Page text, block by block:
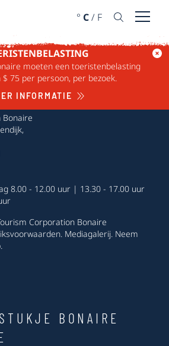
° C/ F Menu
moeten een toeristenbelasting
$ 75 per persoon, per bezoek.
INFORMATIE
Bonaire
8.00 - 12.00 uur | 13.30 - 17.00 uur
Corporation Bonaire
. Mediagalerij. Neem
.
BONAIRE